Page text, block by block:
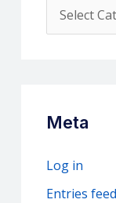
a
o
r
Meta
Log in
Entries feed